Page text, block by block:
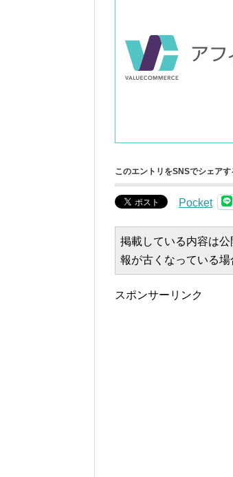
このエントリをSNSでシェアす
Pocket
掲載している内容は
報が古くなっている場
スポンサーリンク